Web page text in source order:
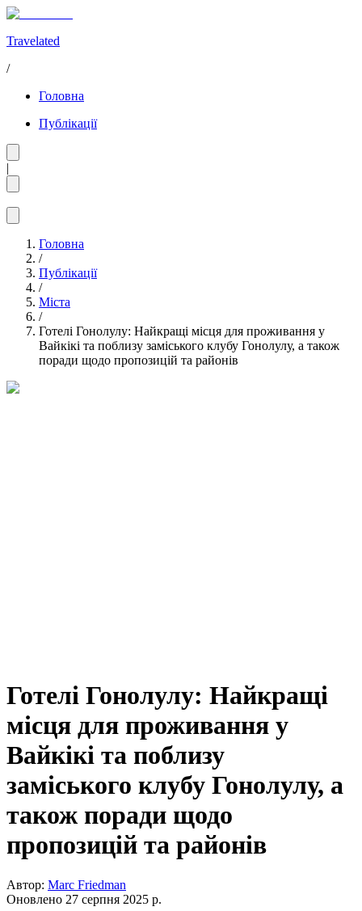
Travelated
/
Головна
Публікації
|
Головна
/
Публікації
/
Міста
/
Готелі Гонолулу: Найкращі місця для проживання у
Вайкікі та поблизу заміського клубу Гонолулу, а також
поради щодо пропозицій та районів
Готелі Гонолулу: Найкращі
місця для проживання у
Вайкікі та поблизу
заміського клубу Гонолулу, а
також поради щодо
пропозицій та районів
Автор: Marc Friedman
Оновлено 27 серпня 2025 р.